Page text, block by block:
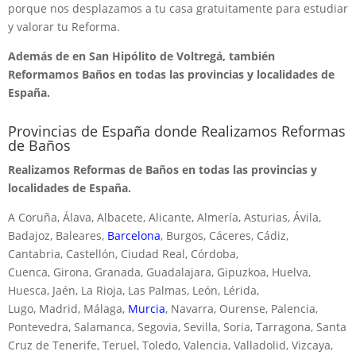
porque nos desplazamos a tu casa gratuitamente para estudiar
y valorar tu Reforma.
Además de en San Hipólito de Voltregá, también
Reformamos Baños en todas las provincias y localidades de
España.
Provincias de España donde Realizamos Reformas
de Baños
Realizamos Reformas de Baños en todas las provincias y
localidades de España.
A Coruña, Álava, Albacete, Alicante, Almería, Asturias, Ávila,
Badajoz, Baleares, Barcelona, Burgos, Cáceres, Cádiz,
Cantabria, Castellón, Ciudad Real, Córdoba,
Cuenca, Girona, Granada, Guadalajara, Gipuzkoa, Huelva,
Huesca, Jaén, La Rioja, Las Palmas, León, Lérida,
Lugo, Madrid, Málaga, Murcia, Navarra, Ourense, Palencia,
Pontevedra, Salamanca, Segovia, Sevilla, Soria, Tarragona, Santa
Cruz de Tenerife, Teruel, Toledo, Valencia, Valladolid, Vizcaya,